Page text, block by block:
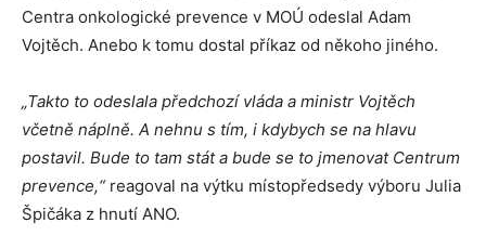
Centra onkologické prevence v MOÚ odeslal Adam
Vojtěch. Anebo k tomu dostal příkaz od někoho jiného.
„Takto to odeslala předchozí vláda a ministr Vojtěch
včetně náplně. A nehnu s tím, i kdybych se na hlavu
postavil. Bude to tam stát a bude se to jmenovat Centrum
prevence,“ reagoval na výtku místopředsedy výboru Julia
Špičáka z hnutí ANO.